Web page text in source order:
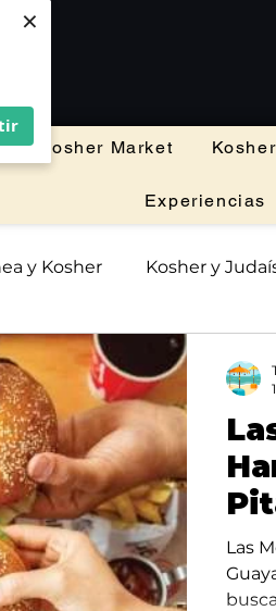
×
×
Kosher Market
Experiencias
y Kosher Kosher y
Las